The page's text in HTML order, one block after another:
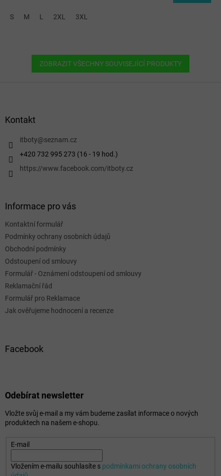
S M L 2XL 3XL
ZOBRAZIT VŠECHNY SOUVISEJÍCÍ PRODUKTY
Kontakt
itboty@seznam.cz
+420 732 995 273 (16 - 19 hod.)
https://www.facebook.com/itboty.cz
Informace pro vás
Kontaktní formulář
Podmínky ochrany osobních údajů
Obchodní podmínky
Odstoupení od smlouvy
Formulář - Oznámení odstoupení od smlouvy
Reklamační řád
Formulář pro Reklamace
Jak ověřujeme hodnocení a recenze
Facebook
Odebírat newsletter
Vložte svůj e-mail a my vám budeme zasílat informace o nových
produktech na našem e-shopu.
E-mail
Vložením e-mailu souhlasíte s podmínkami ochrany osobních